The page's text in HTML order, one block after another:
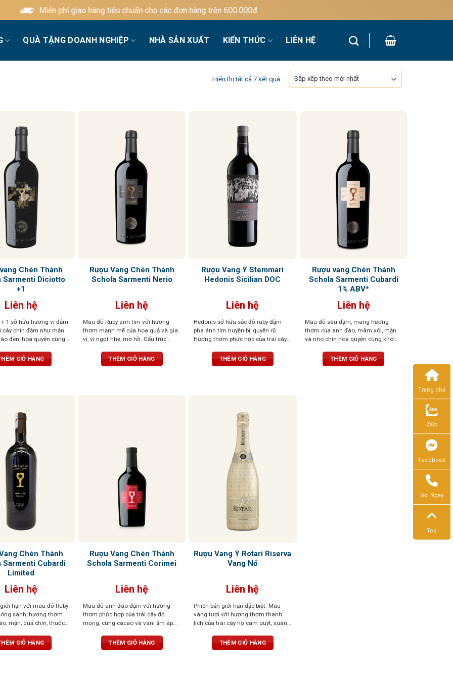
Miễn phí giao hàng tiêu chuẩn cho các đơn hàng trên 600.000đ
QUÀ TẶNG DOANH NGHIỆP NHÀ SẢN XUẤT KIẾN THỨC LIÊN HỆ
Hiển thị tất cả 7 kết quảĐã
sắp
Chén Thánh
Sarmenti Diciotto
+1
Liên hệ
+ 1 sở hữu hương vị đậm
cây chín đậm như mận
đen, hòa quyện cùng
mẽ, tròn đầy, tannin
hậu vị kéo dài ấm áp,
GIỎ HÀNG
Rượu Vang Chén Thánh
Schola Sarmenti Nerio
Liên hệ
Màu đỏ Ruby ánh tím với hương
thơm mạnh mẽ của hoa quả và gia
vị, vị ngọt nhẹ, mơ hồ. Cấu trúc
THÊM GIỎ HÀNG
Rượu Vang Ý Stemmari
Hedonis Sicilian DOC
Liên hệ
Hedonis sở hữu sắc đỏ ruby đậm
pha ánh tím huyền bí, quyến rũ.
Hương thơm phức hợp của trái cây
thoảng hạnh nhân, vani và thuốc lá
tinh tế. Vị vang tròn trịa, chát êm,
THÊM GIỎ HÀNG
Rượu vang Chén Thánh
Schola Sarmenti Cubardi
1% ABV*
Liên hệ
Màu đỏ sâu đậm, mang hương
thơm của anh đào, mâm xôi, mận
và nho chín hoà quyện cùng khói
THÊM GIỎ HÀNG
Chén Thánh
Sarmenti Cubardi
Limited
Liên hệ
hạn với màu đỏ Ruby
sánh, hương thơm
mận, quả chín, thuốc
hạnh nhân và đinh
vị sâu lắng, ấn tượng
GIỎ HÀNG
Rượu Vang Chén Thánh
Schola Sarmenti Corimei
Liên hệ
Màu đỏ anh đào đậm với hương
thơm phức hợp của trái cây đỏ
mọng, cùng cacao và vani ấm áp
mềm mượt, dư vị cân bằng và
thanh lịch
THÊM GIỎ HÀNG
Rượu Vang Ý Rotari Riserva
Vang Nổ
Liên hệ
Phiên bản giới hạn đặc biệt. Màu
vàng tươi với hương thơm thanh
lịch của trái cây họ cam quýt, xuân
mượt, thơm ngon và kéo dài
THÊM GIỎ HÀNG
Trang chủ
Zalo
Facebook
Gọi Ngay
Top